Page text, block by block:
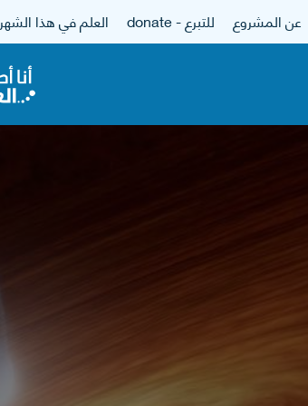
عن المشروع للتبرع - donate العلم في هذا الشهر